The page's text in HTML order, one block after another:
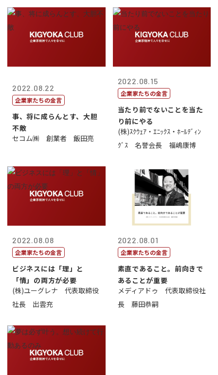
2022.08.22
企業家たちの金言
事、将に成らんとす、大胆
不敵
セコム㈱ 創業者 飯田亮
2022.08.15
企業家たちの金言
当たり前でないことを当た
り前にやる
(株)ｽｸｳｪｱ・ｴﾆｯｸｽ・ﾎｰﾙﾃﾞｨﾝ
ｸﾞｽ 名誉会長 福嶋康博
2022.08.08
企業家たちの金言
ビジネスには「理」と
「情」の両方が必要
(株)ユーグレナ 代表取締役
社長 出雲充
2022.08.01
企業家たちの金言
素直であること。前向きで
あることが重要
メディアドゥ 代表取締役社
長 藤田恭嗣